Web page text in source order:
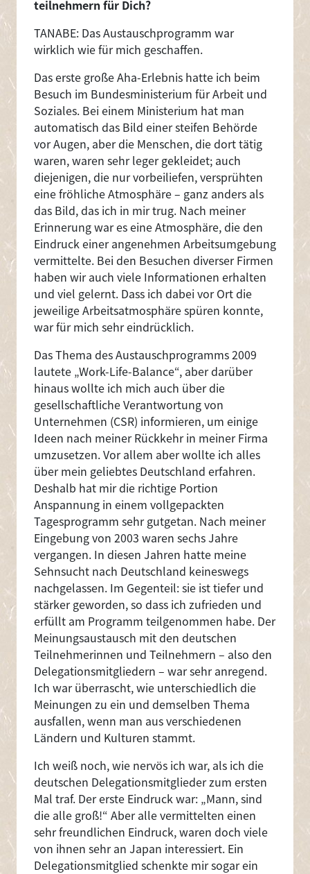
teilnehmern für Dich?
TANABE: Das Austauschprogramm war
wirklich wie für mich geschaffen.
Das erste große Aha-Erlebnis hatte ich beim
Besuch im Bundesministerium für Arbeit und
Soziales. Bei einem Ministerium hat man
automatisch das Bild einer steifen Behörde
vor Augen, aber die Menschen, die dort tätig
waren, waren sehr leger gekleidet; auch
diejenigen, die nur vorbeiliefen, versprühten
eine fröhliche Atmosphäre – ganz anders als
das Bild, das ich in mir trug. Nach meiner
Erinnerung war es eine Atmosphäre, die den
Eindruck einer angenehmen Arbeitsumgebung
vermittelte. Bei den Besuchen diverser Firmen
haben wir auch viele Informationen erhalten
und viel gelernt. Dass ich dabei vor Ort die
jeweilige Arbeitsatmosphäre spüren konnte,
war für mich sehr eindrücklich.
Das Thema des Austauschprogramms 2009
lautete „Work-Life-Balance“, aber darüber
hinaus wollte ich mich auch über die
gesellschaftliche Verantwortung von
Unternehmen (CSR) informieren, um einige
Ideen nach meiner Rückkehr in meiner Firma
umzusetzen. Vor allem aber wollte ich alles
über mein geliebtes Deutschland erfahren.
Deshalb hat mir die richtige Portion
Anspannung in einem vollgepackten
Tagesprogramm sehr gutgetan. Nach meiner
Eingebung von 2003 waren sechs Jahre
vergangen. In diesen Jahren hatte meine
Sehnsucht nach Deutschland keineswegs
nachgelassen. Im Gegenteil: sie ist tiefer und
stärker geworden, so dass ich zufrieden und
erfüllt am Programm teilgenommen habe. Der
Meinungsaustausch mit den deutschen
Teilnehmerinnen und Teilnehmern – also den
Delegationsmitgliedern – war sehr anregend.
Ich war überrascht, wie unterschiedlich die
Meinungen zu ein und demselben Thema
ausfallen, wenn man aus verschiedenen
Ländern und Kulturen stammt.
Ich weiß noch, wie nervös ich war, als ich die
deutschen Delegationsmitglieder zum ersten
Mal traf. Der erste Eindruck war: „Mann, sind
die alle groß!“ Aber alle vermittelten einen
sehr freundlichen Eindruck, waren doch viele
von ihnen sehr an Japan interessiert. Ein
Delegationsmitglied schenkte mir sogar ein